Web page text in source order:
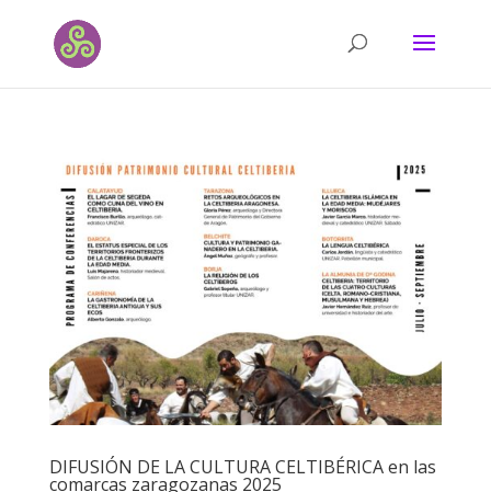
DIFUSIÓN DE LA CULTURA CELTIBÉRICA en las
comarcas zaragozanas 2025